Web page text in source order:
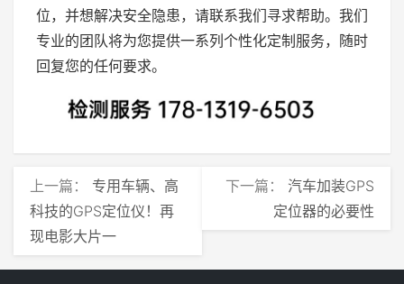
位，并想解决安全隐患，请联系我们寻求帮助。我们
专业的团队将为您提供一系列个性化定制服务，随时
回复您的任何要求。
上一篇： 专用车辆、高
科技的GPS定位仪！再
现电影大片一
下一篇： 汽车加装GPS
定位器的必要性